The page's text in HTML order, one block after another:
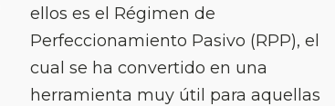
ellos es el Régimen de
Perfeccionamiento Pasivo (RPP), el
cual se ha convertido en una
herramienta muy útil para aquellas